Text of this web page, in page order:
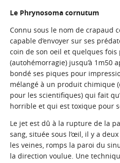
Le Phrynosoma cornutum
Connu sous le nom de crapaud
capable d’envoyer sur ses
coin de son oeil et quelques fois
(autohémorragie) jusqu’à 1m50
bondé ses piques pour
mélangé à un produit chimique
pour les scientifiques) qui fait
horrible et qui est toxique pour
Le jet est dû à la rupture de la
sang, située sous l’œil, il y a
les veines, romps la paroi du
la direction voulue. Une